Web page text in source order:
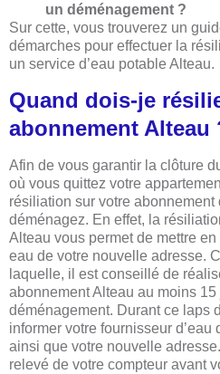
un déménagement ?
Sur cette, vous trouverez un
démarches pour effectuer la
un service d’eau potable Alteau.
Quand dois-je
abonnement Alteau
Afin de vous garantir la clôture
où vous quittez votre
résiliation sur votre abonnement
déménagez. En effet, la
Alteau vous permet de mettre
eau de votre nouvelle adresse.
laquelle, il est conseillé de
abonnement Alteau au moins
déménagement. Durant ce laps
informer votre fournisseur d’eau
ainsi que votre nouvelle
relevé de votre compteur avant